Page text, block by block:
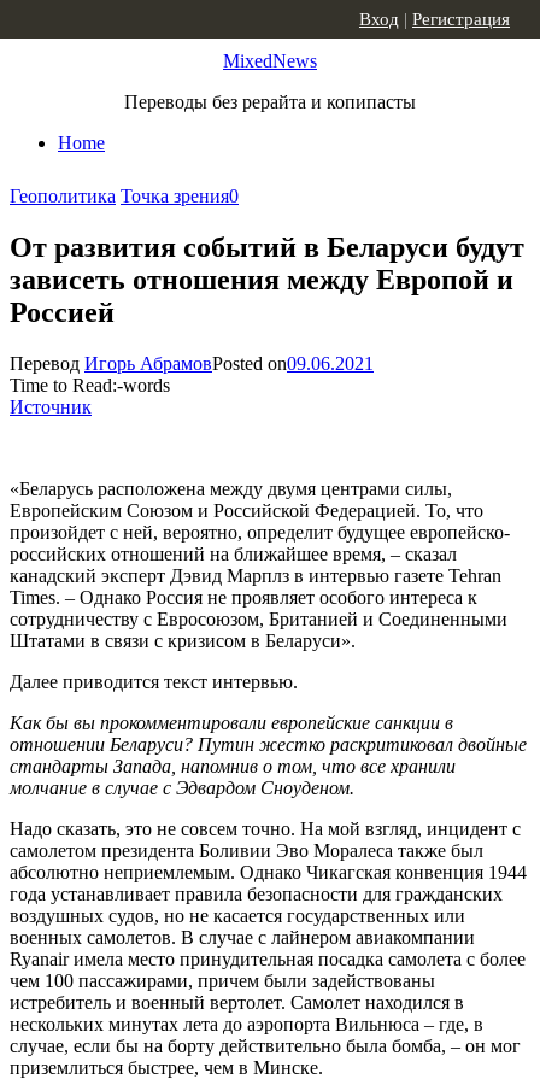
MixedNews
Переводы без рерайта и копипасты
Home
Вход | Регистрация
Геополитика Точка зрения0
От развития событий в Беларуси будут
зависеть отношения между Европой и
Россией
Перевод Игорь АбрамовPosted on09.06.2021
Time to Read:-words
Источник
«Беларусь расположена между двумя центрами силы,
Европейским Союзом и Российской Федерацией. То, что
произойдет с ней, вероятно, определит будущее европейско-
российских отношений на ближайшее время, – сказал
канадский эксперт Дэвид Марплз в интервью газете Tehran
Times. – Однако Россия не проявляет особого интереса к
сотрудничеству с Евросоюзом, Британией и Соединенными
Штатами в связи с кризисом в Беларуси».
Далее приводится текст интервью.
Как бы вы прокомментировали европейские санкции в
отношении Беларуси? Путин жестко раскритиковал двойные
стандарты Запада, напомнив о том, что все хранили
молчание в случае с Эдвардом Сноуденом.
Надо сказать, это не совсем точно. На мой взгляд, инцидент с
самолетом президента Боливии Эво Моралеса также был
абсолютно неприемлемым. Однако Чикагская конвенция 1944
года устанавливает правила безопасности для гражданских
воздушных судов, но не касается государственных или
военных самолетов. В случае с лайнером авиакомпании
Ryanair имела место принудительная посадка самолета с более
чем 100 пассажирами, причем были задействованы
истребитель и военный вертолет. Самолет находился в
нескольких минутах лета до аэропорта Вильнюса – где, в
случае, если бы на борту действительно была бомба, – он мог
приземлиться быстрее, чем в Минске.